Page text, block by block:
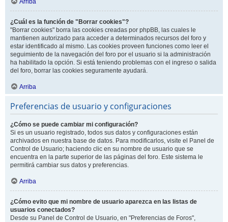
Arriba
¿Cuál es la función de "Borrar cookies"?
"Borrar cookies" borra las cookies creadas por phpBB, las cuales le
mantienen autorizado para acceder a determinados recursos del foro y
estar identificado al mismo. Las cookies proveen funciones como leer el
seguimiento de la navegación del foro por el usuario si la administración
ha habilitado la opción. Si está teniendo problemas con el ingreso o salida
del foro, borrar las cookies seguramente ayudará.
Arriba
Preferencias de usuario y configuraciones
¿Cómo se puede cambiar mi configuración?
Si es un usuario registrado, todos sus datos y configuraciones están
archivados en nuestra base de datos. Para modificarlos, visite el Panel de
Control de Usuario; haciendo clic en su nombre de usuario que se
encuentra en la parte superior de las páginas del foro. Este sistema le
permitirá cambiar sus datos y preferencias.
Arriba
¿Cómo evito que mi nombre de usuario aparezca en las listas de
usuarios conectados?
Desde su Panel de Control de Usuario, en "Preferencias de Foros",